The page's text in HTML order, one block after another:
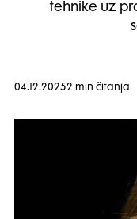
tehnike uz
04.12.20252 min čitanja